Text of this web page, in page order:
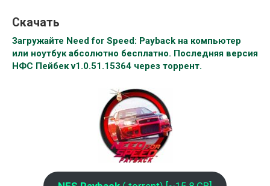
Скачать
Загружайте Need for Speed: Payback на компьютер
или ноутбук абсолютно бесплатно. Последняя версия
НФС Пейбек v1.0.51.15364 через торрент.